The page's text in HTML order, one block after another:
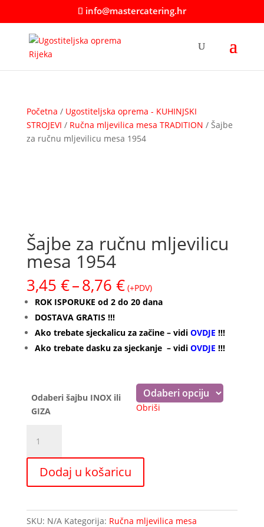
info@mastercatering.hr
Početna / Ugostiteljska oprema - KUHINJSKI
STROJEVI / Ručna mljevilica mesa TRADITION / Šajbe
za ručnu mljevilicu mesa 1954
Šajbe za ručnu mljevilicu
mesa 1954
3,45 €–8,76 €Raspon
cijena:
od
3,45 €
do
8,76 €
(+PDV)
ROK ISPORUKE od 2 do 20 dana
DOSTAVA GRATIS !!!
Ako trebate sjeckalicu za začine – vidi OVDJE !!!
Ako trebate dasku za sjeckanje – vidi OVDJE !!!
Odaberi šajbu INOX ili
GIZA
Obriši
ručnu
mljevilicu
mesa
količina
Dodaj u košaricu
SKU: N/A Kategorija: Ručna mljevilica mesa